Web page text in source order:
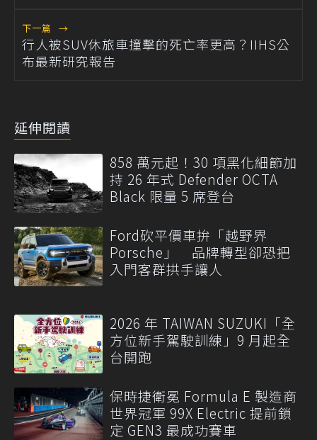
下一篇 →
行人被SUV休旅車撞擊的死亡率更高？IIHS公
布最新研究報告
延伸閱讀
858 萬元起！30 項黑化細節加
持 26 年式 Defender OCTA
Black 限量 5 席登台
Ford砍平價車拚「越野界
Porsche」 品牌轉型卻恐把
入門客群拱手讓人
2026 年 TAIWAN SUZUKI「全
方位新手駕駛訓練」9 月起全
台開跑
保時捷衛冕 Formula E 製造商
世界冠軍 99X Electric 提前鎖
定 GEN3 最成功賽車